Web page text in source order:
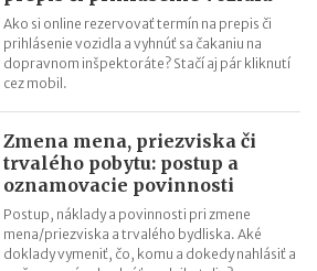
Ako si online rezervovať termín na prepis či
prihlásenie vozidla a vyhnúť sa čakaniu na
dopravnom inšpektoráte? Stačí aj pár kliknutí
cez mobil.
Zmena mena, priezviska či
trvalého pobytu: postup a
oznamovacie povinnosti
Postup, náklady a povinnosti pri zmene
mena/priezviska a trvalého bydliska. Aké
doklady vymeniť, čo, komu a dokedy nahlásiť a